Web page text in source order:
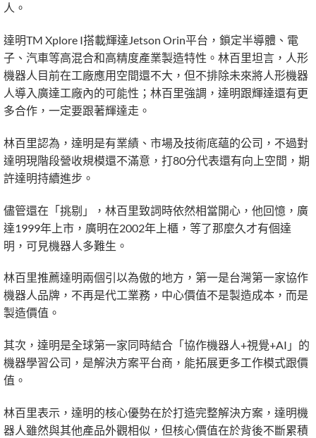
人。
達明TM Xplore I搭載輝達Jetson Orin平台，鎖定半導體、電
子、汽車等高混合和高精度產業製造特性。林百里坦言，人形
機器人目前在工廠應用空間還不大，但不排除未來將人形機器
人導入廣達工廠內的可能性；林百里強調，達明跟輝達還有更
多合作，一定要跟著輝達走。
林百里認為，達明是有業績、市場及技術底蘊的公司，不過對
達明現階段營收規模還不滿意，打80分代表還有向上空間，期
許達明持續進步。
儘管還在「挑剔」，林百里致詞時依然相當開心，他回憶，廣
達1999年上市，廣明在2002年上櫃，等了那麼久才有個達
明，可見機器人多難生。
林百里推薦達明兩個引以為傲的地方，第一是台灣第一家協作
機器人品牌，不再是代工業務，中心價值不是製造成本，而是
製造價值。
其次，達明是全球第一家同時結合「協作機器人+視覺+AI」的
機器學習公司，是解決方案平台商，能拓展更多工作模式跟價
值。
林百里表示，達明的核心優勢在於打造完整解決方案，達明機
器人雖然與其他產品外觀相似，但核心價值在於背後不斷累積